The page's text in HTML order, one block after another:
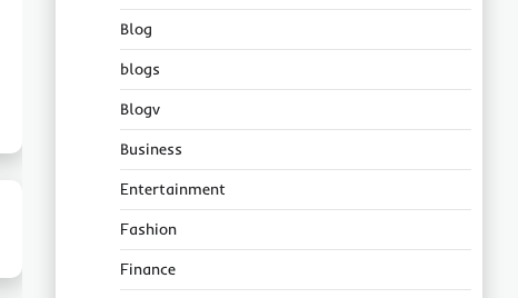
Blog
blogs
Blogv
Business
Entertainment
Fashion
Finance